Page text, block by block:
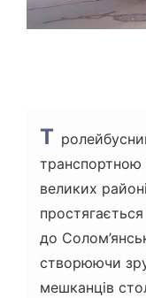
Н
Я
Т
транспортною
великих
до
створюючи
мешканців